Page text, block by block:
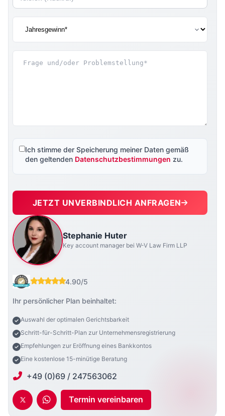
Ich stimme der Speicherung meiner Daten gemäß
den geltenden Datenschutzbestimmungen zu.
JETZT UNVERBINDLICH ANFRAGEN
Stephanie Huter
Key account manager bei W-V Law Firm LLP
4.90/5
Ihr persönlicher Plan beinhaltet:
Auswahl der optimalen Gerichtsbarkeit
Schritt-für-Schritt-Plan zur Unternehmensregistrierung
Empfehlungen zur Eröffnung eines Bankkontos
Eine kostenlose 15-minütige Beratung
+49 (0)69 / 247563062
Termin vereinbaren